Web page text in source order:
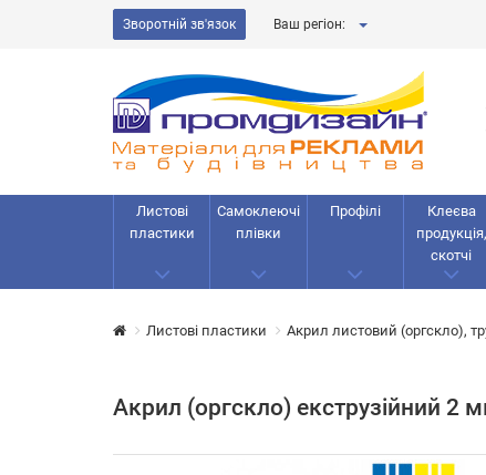
Зворотній зв'язок Ваш регіон:
Листові
пластики
Самоклеючі
плівки
Профілі
Клеєва
продукція,
скотчі
Листові пластики Акрил листовий (оргскло),
Акрил (оргскло) екструзійний 2